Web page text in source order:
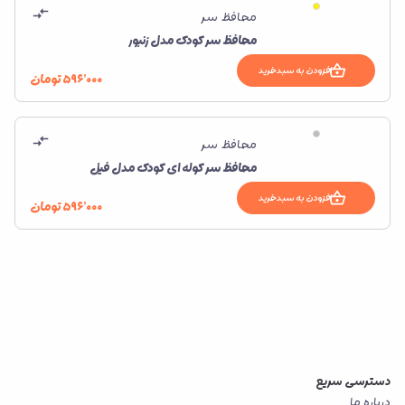
محافظ سر
محافظ سر کودک مدل زنبور
افزودن به سبدخرید ۵۹۶٬۰۰۰تومان
محافظ سر
محافظ سر کوله ای کودک مدل فیل
افزودن به سبدخرید ۵۹۶٬۰۰۰تومان
دسترسی سریع